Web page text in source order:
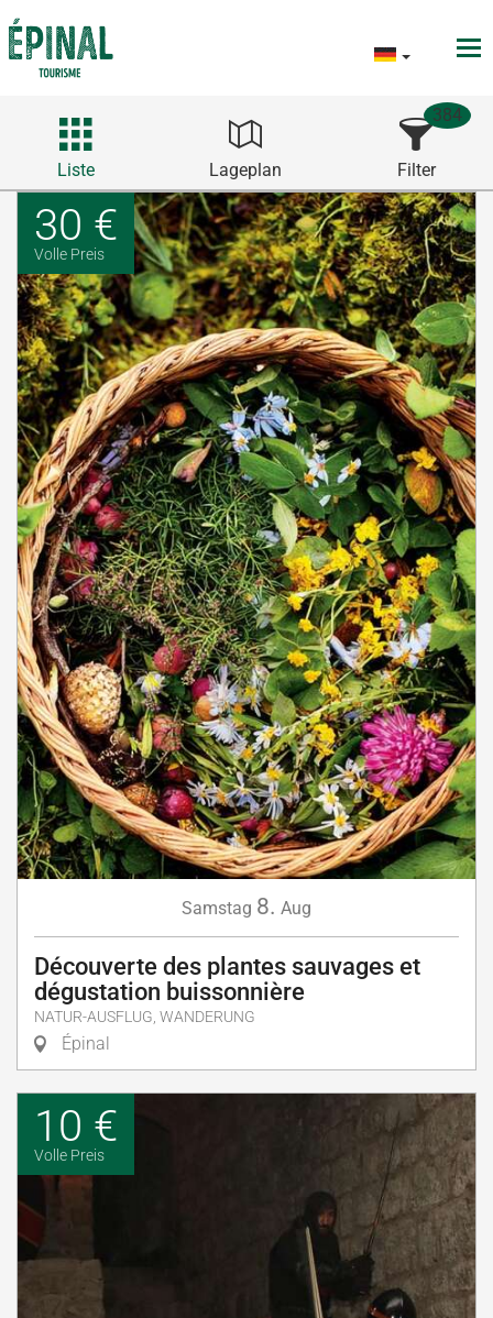
Liste Lageplan Filter
384
30 €
Volle Preis
Samstag 8. Aug
Découverte des plantes sauvages et
dégustation buissonnière
NATUR-AUSFLUG, WANDERUNG
Épinal
10 €
Volle Preis